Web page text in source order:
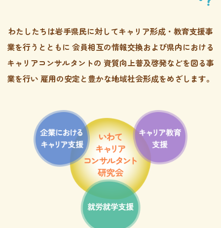
わたしたちは岩手県民に対してキャリア形成・教育支援事
業を行うとともに 会員相互の情報交換および県内における
キャリアコンサルタントの 資質向上普及啓発などを図る事
業を行い 雇用の安定と豊かな地域社会形成をめざします。